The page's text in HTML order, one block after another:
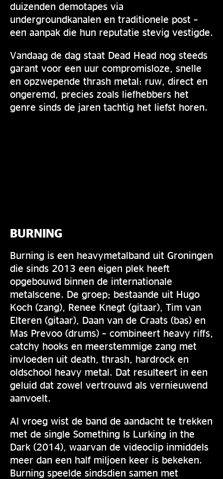
duizenden demotapes via
undergroundkanalen en traditionele post –
een aanpak die hun reputatie stevig vestigde.
Vandaag de dag staat Dead Head nog steeds
garant voor een uur compromisloze, snelle
en opzwepende thrash metal: ruw, direct en
ongeremd, precies zoals liefhebbers het
genre sinds de jaren tachtig het liefst horen.
BURNING
Burning is een heavymetalband uit Groningen
die sinds 2013 een eigen plek heeft
opgebouwd binnen de internationale
metalscene. De groep; bestaande uit Hugo
Koch (zang), Renee Knegt (gitaar), Tim van
Elteren (gitaar), Daan van de Craats (bas) en
Mas Prevoo (drums) – combineert heavy riffs,
catchy hooks en meerstemmige zang met
invloeden uit death, thrash, hardrock en
oldschool heavy metal. Dat resulteert in een
geluid dat zowel vertrouwd als vernieuwend
aanvoelt.
Al vroeg wist de band de aandacht te trekken
met de single Something Is Lurking in the
Dark (2014), waarvan de videoclip inmiddels
meer dan een half miljoen keer is bekeken.
Burning speelde sindsdien samen met